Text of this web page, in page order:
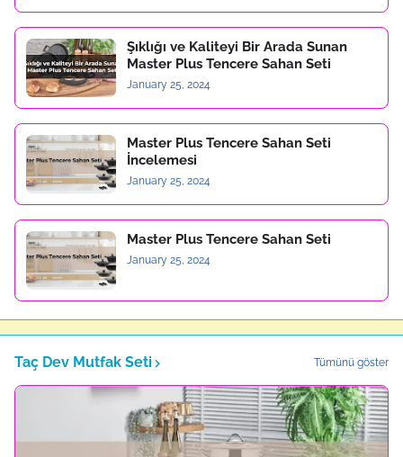
Şıklığı ve Kaliteyi Bir Arada Sunan
Master Plus Tencere Sahan Seti
January 25, 2024
Master Plus Tencere Sahan Seti
İncelemesi
January 25, 2024
Master Plus Tencere Sahan Seti
January 25, 2024
Taç Dev Mutfak Seti Tümünü göster